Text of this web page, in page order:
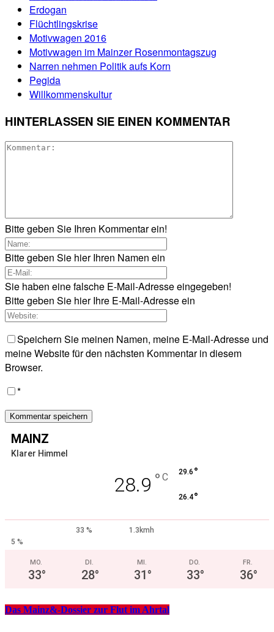
Erdogan
Flüchtlingskrise
Motivwagen 2016
Motivwagen im Mainzer Rosenmontagszug
Narren nehmen Politik aufs Korn
Pegida
Willkommenskultur
HINTERLASSEN SIE EINEN KOMMENTAR
Bitte geben Sie Ihren Kommentar ein!
Bitte geben Sie hier Ihren Namen ein
Sie haben eine falsche E-Mail-Adresse eingegeben!
Bitte geben Sie hier Ihre E-Mail-Adresse ein
Speichern Sie meinen Namen, meine E-Mail-Adresse und
meine Website für den nächsten Kommentar in diesem
Browser.
*
MAINZ
Klarer Himmel
28.9 ° C 29.6 °
26.4°
33 %
1.3kmh
5 %
MO.
33°
DI.
28°
MI.
31°
DO.
33°
FR.
36°
Das Mainz&-Dossier zur Flut im Ahrtal